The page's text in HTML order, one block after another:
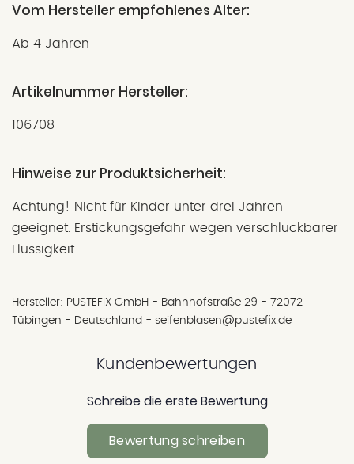
Vom Hersteller empfohlenes Alter:
Ab 4 Jahren
Artikelnummer Hersteller:
106708
Hinweise zur Produktsicherheit:
Achtung! Nicht für Kinder unter drei Jahren
geeignet. Erstickungsgefahr wegen verschluckbarer
Flüssigkeit.
Hersteller: PUSTEFIX GmbH - Bahnhofstraße 29 - 72072
Tübingen - Deutschland - seifenblasen@pustefix.de
Kundenbewertungen
Schreibe die erste Bewertung
Bewertung schreiben